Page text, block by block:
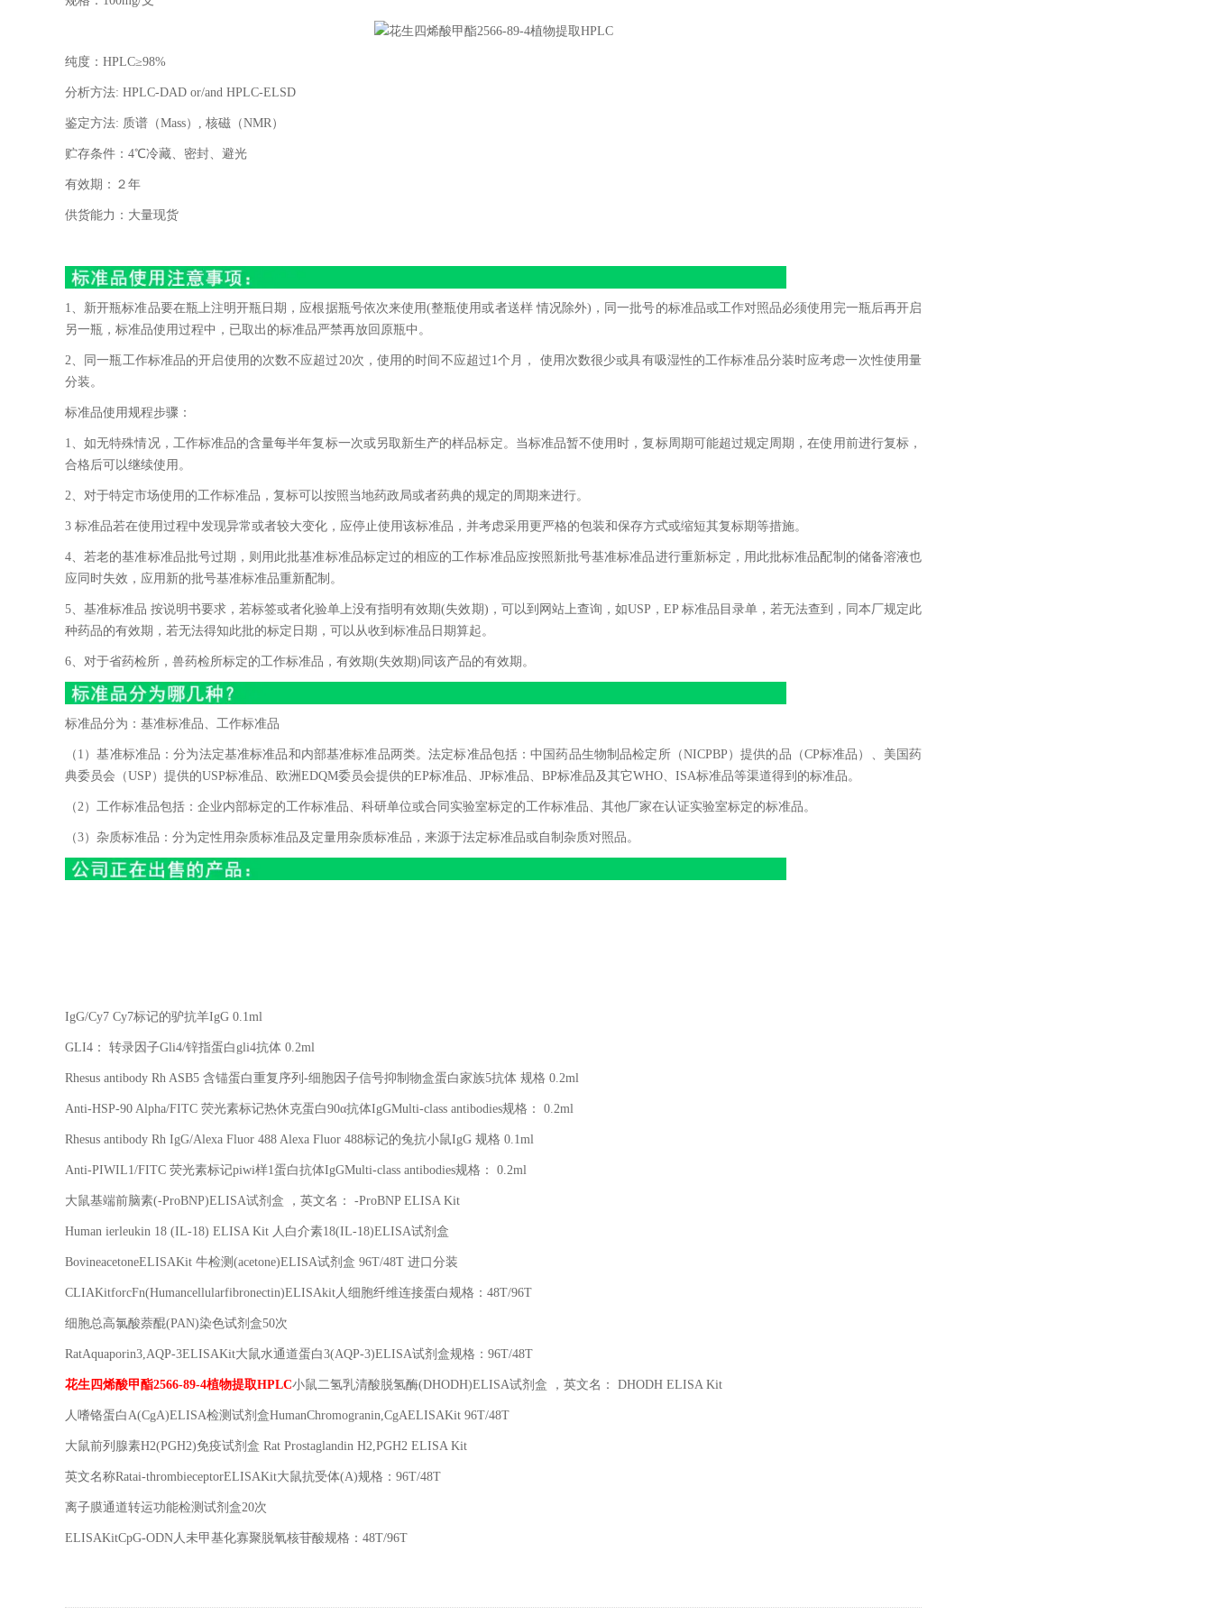
纯度： HPLC≥98%
分析方法: HPLC-DAD or/and HPLC-ELSD
鉴定方法: 质谱（Mass） , 核磁（NMR）
贮存条件： 4℃冷藏、密封、避光
有效期：２年
供货能力：大量现货
1、新开瓶标准品要在瓶上注明开瓶日期，应根据瓶号依次来使用(整瓶使用或者送样 情况除外)，同一批号的标准品或工作对照品必须使用完一瓶后再开启
另一瓶，标准品使用过程中，已取出的标准品严禁再放回原瓶中。
2、同一瓶工作标准品的开启使用的次数不应超过20次，使用的时间不应超过1个月， 使用次数很少或具有吸湿性的工作标准品分装时应考虑一次性使用量
分装。
标准品使用规程步骤：
1、如无特殊情况，工作标准品的含量每半年复标一次或另取新生产的样品标定。当标准品暂不使用时，复标周期可能超过规定周期，在使用前进行复标，
合格后可以继续使用。
2、对于特定市场使用的工作标准品，复标可以按照当地药政局或者药典的规定的周期来进行。
3 标准品若在使用过程中发现异常或者较大变化，应停止使用该标准品，并考虑采用更严格的包装和保存方式或缩短其复标期等措施。
4、若老的基准标准品批号过期，则用此批基准标准品标定过的相应的工作标准品应按照新批号基准标准品进行重新标定，用此批标准品配制的储备溶液也
应同时失效，应用新的批号基准标准品重新配制。
5、基准标准品 按说明书要求，若标签或者化验单上没有指明有效期(失效期)，可以到网站上查询，如USP，EP 标准品目录单，若无法查到，同本厂规定此
种药品的有效期，若无法得知此批的标定日期，可以从收到标准品日期算起。
6、对于省药检所，兽药检所标定的工作标准品，有效期(失效期)同该产品的有效期。
标准品分为：基准标准品、工作标准品
（1）基准标准品：分为法定基准标准品和内部基准标准品两类。法定标准品包括：中国药品生物制品检定所（NICPBP）提供的品（CP标准品）、美国药
典委员会（USP）提供的USP标准品、欧洲EDQM委员会提供的EP标准品、JP标准品、BP标准品及其它WHO、ISA标准品等渠道得到的标准品。
（2）工作标准品包括：企业内部标定的工作标准品、科研单位或合同实验室标定的工作标准品、其他厂家在认证实验室标定的标准品。
（3）杂质标准品：分为定性用杂质标准品及定量用杂质标准品，来源于法定标准品或自制杂质对照品。
IgG/Cy7 Cy7标记的驴抗羊IgG 0.1ml
GLI4 ： 转录因子Gli4/锌指蛋白 gli4抗体 0.2ml
Rhesus antibody Rh ASB5 含锚蛋白重复序列 -细胞因子信号抑制物盒蛋白家族5抗体 规格 0.2ml
Anti-HSP-90 Alpha/FITC 荧光素标记热休克蛋白90α抗体IgGMulti-class antibodies规格： 0.2ml
Rhesus antibody Rh IgG/Alexa Fluor 488 Alexa Fluor 488标记的兔抗小鼠IgG 规格 0.1ml
Anti-PIWIL1/FITC 荧光素标记piwi样1蛋白抗体IgGMulti-class antibodies规格： 0.2ml
大鼠基端前脑素(-ProBNP)ELISA试剂盒 ，英文名： -ProBNP ELISA Kit
Human ierleukin 18 (IL-18) ELISA Kit 人白介素18(IL-18)ELISA试剂盒
BovineacetoneELISAKit 牛检测 (acetone)ELISA试剂盒 96T/48T 进口分装
CLIAKitforcFn(Humancellularfibronectin)ELISAkit人细胞纤维连接蛋白规格： 48T/96T
细胞总高氯酸萘醌(PAN)染色试剂盒50次
RatAquaporin3,AQP-3ELISAKit大鼠水通道蛋白3(AQP-3)ELISA试剂盒规格： 96T/48T
花生四烯酸甲酯2566-89-4植物提取HPLC小鼠二氢乳清酸脱氢酶(DHODH)ELISA试剂盒 ，英文名： DHODH ELISA Kit
人嗜铬蛋白A(CgA)ELISA检测试剂盒HumanChromogranin,CgAELISAKit 96T/48T
大鼠前列腺素H2(PGH2)免疫试剂盒 Rat Prostaglandin H2,PGH2 ELISA Kit
英文名称Ratai-thrombieceptorELISAKit大鼠抗受体(A)规格： 96T/48T
离子膜通道转运功能检测试剂盒20次
ELISAKitCpG-ODN人未甲基化寡聚脱氧核苷酸规格： 48T/96T